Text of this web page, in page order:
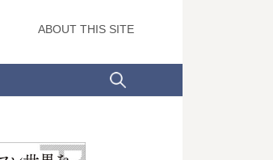
ABOUT THIS SITE
検